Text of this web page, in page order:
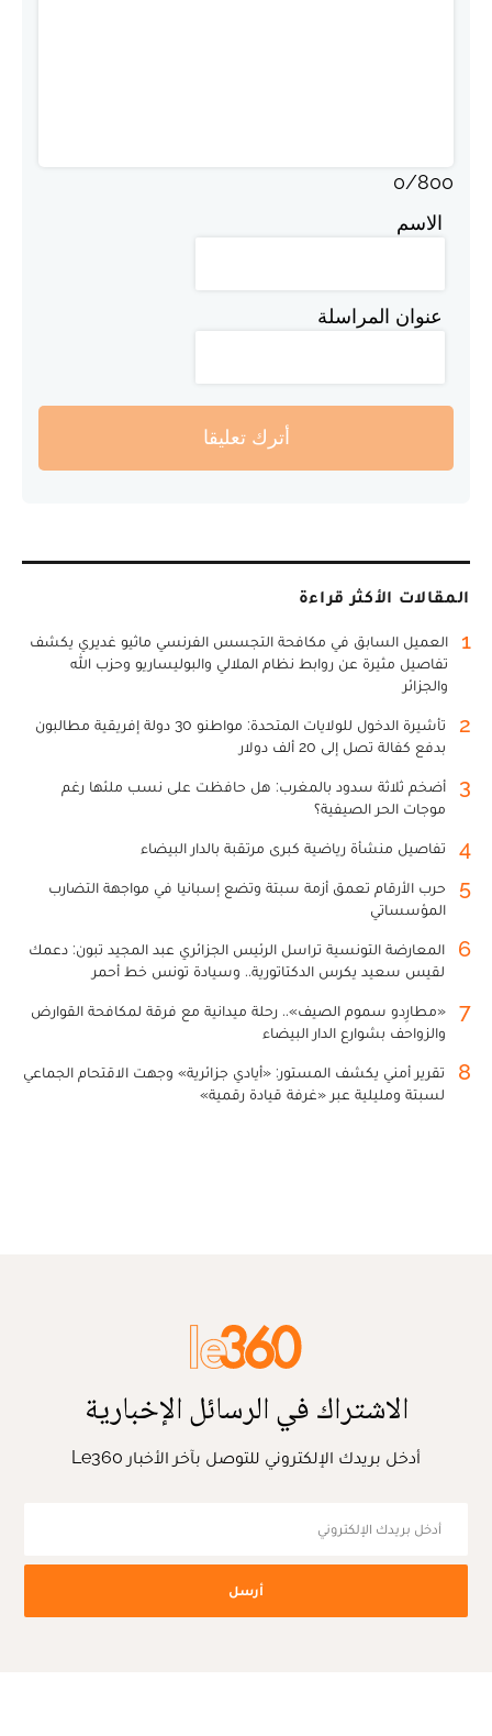
0/800
الاسم
عنوان المراسلة
أترك تعليقا
المقالات الأكثر قراءة
1
العميل السابق في مكافحة التجسس الفرنسي ماثيو غديري يكشف
تفاصيل مثيرة عن روابط نظام الملالي والبوليساريو وحزب الله
والجزائر
2
تأشيرة الدخول للولايات المتحدة: مواطنو 30 دولة إفريقية مطالبون
بدفع كفالة تصل إلى 20 ألف دولار
3
أضخم ثلاثة سدود بالمغرب: هل حافظت على نسب ملئها رغم
موجات الحر الصيفية؟
4 تفاصيل منشأة رياضية كبرى مرتقبة بالدار البيضاء
5
حرب الأرقام تعمق أزمة سبتة وتضع إسبانيا في مواجهة التضارب
المؤسساتي
6
المعارضة التونسية تراسل الرئيس الجزائري عبد المجيد تبون: دعمك
لقيس سعيد يكرس الدكتاتورية.. وسيادة تونس خط أحمر
7
«مطارِدو سموم الصيف».. رحلة ميدانية مع فرقة لمكافحة القوارض
والزواحف بشوارع الدار البيضاء
8
تقرير أمني يكشف المستور: «أيادي جزائرية» وجهت الاقتحام الجماعي
لسبتة ومليلية عبر «غرفة قيادة رقمية»
الاشتراك في الرسائل الإخبارية
أدخل بريدك الإلكتروني للتوصل بآخر الأخبار Le360
أرسل